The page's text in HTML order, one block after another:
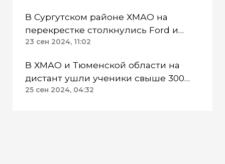
В Сургутском районе ХМАО на
перекрестке столкнулись Ford и
Chery, есть пострадавшие
23 сен 2024, 11:02
В ХМАО и Тюменской области на
дистант ушли ученики свыше 300
классов
25 сен 2024, 04:32